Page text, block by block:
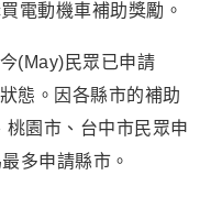
電動機車補助獎勵。
(May)民眾已申請
態。 因各縣市的補助
園市、台中市民眾申
多申請縣市。